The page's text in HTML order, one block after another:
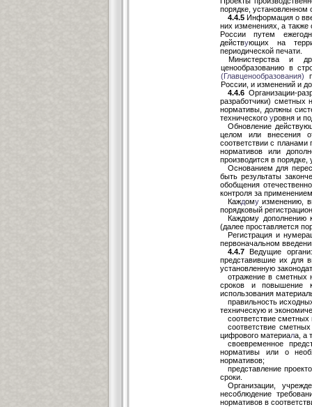
порядке, установленном
4.4.5 Информация о
них изменениях, а
России путем
действующих на
периодической печати.
Министерства и
ценообразованию в
(Главценообразования)
России, и изменений и
4.4.6 Организации-
разработчики) сметных
нормативы, должны
технического уровня и
Обновление
целом или внесения
соответствии с планами
нормативов или
производится в
Основанием для
быть результаты
обобщения
контроля за
Каждому изменению,
порядковый
Каждому дополнению
(далее проставляется
Регистрация и
первоначальном
4.4.7 Ведущие
представившие их для
установленную
отражение в сметных
сроков и повышение
использования
правильность
техническую и
соответствие
соответствие
цифрового материала, а
своевременное
нормативы или о
нормативов;
представление
сроки.
Организации,
несоблюдение
нормативов в